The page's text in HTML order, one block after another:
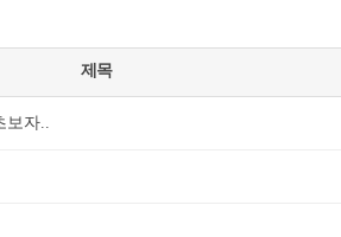
제목
보자..